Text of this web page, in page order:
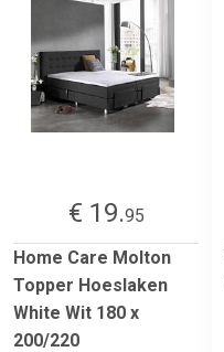
€ 19.95
Home Care Molton
Topper Hoeslaken
White Wit 180 x
200/220